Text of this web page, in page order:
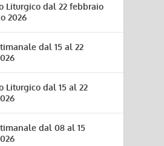
Liturgico dal 22 febbraio
2026
dal 15 al 22
Liturgico dal 15 al 22
dal 08 al 15